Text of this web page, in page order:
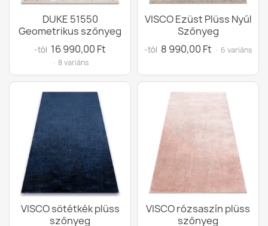
DUKE 51550
Geometrikus szőnyeg
-tól 16 990,00 Ft
· 8 variáns
VISCO Ezüst Plüss Nyúl
Szőnyeg
-tól 8 990,00 Ft · 6 variáns
VISCO sötétkék plüss
szőnyeg
VISCO rózsaszín plüss
szőnyeg